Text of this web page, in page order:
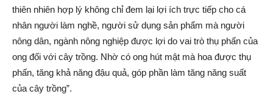
thiên nhiên hợp lý không chỉ đem lại lợi ích trực tiếp cho cá
nhân người làm nghề, người sử dụng sản phẩm mà người
nông dân, ngành nông nghiệp được lợi do vai trò thụ phấn của
ong đối với cây trồng. Nhờ có ong hút mật mà hoa được thụ
phấn, tăng khả năng đậu quả, góp phần làm tăng năng suất
của cây trồng”.